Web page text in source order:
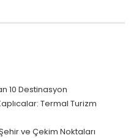
10 Destinasyon
Termal Turizm
ve Çekim Noktaları